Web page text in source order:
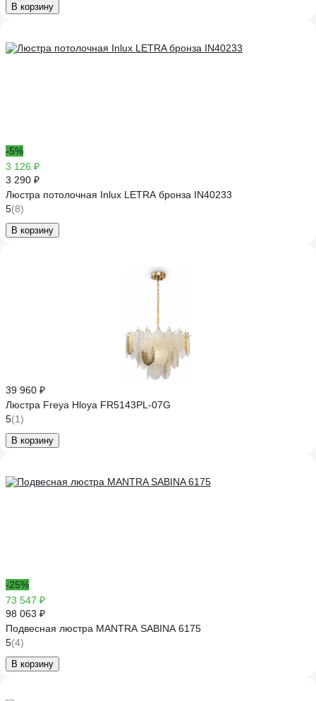
В корзину
-5%
3 126 ₽
3 290 ₽
Люстра потолочная Inlux LETRA бронза IN40233
5(8)
В корзину
39 960 ₽
Люстра Freya Hloya FR5143PL-07G
5(1)
В корзину
-25%
73 547 ₽
98 063 ₽
Подвесная люстра MANTRA SABINA 6175
5(4)
В корзину